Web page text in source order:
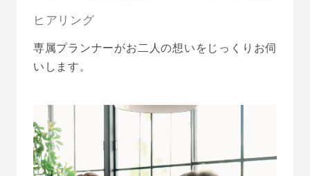
ヒアリング
専属プランナーがお二人の想いをじっくりお伺
いします。